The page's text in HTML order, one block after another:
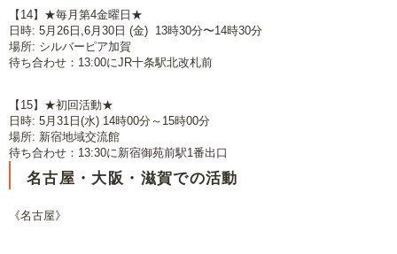
【14】★毎月第4金曜日★
日時: 5月26日,6月30日 (金) 13時30分〜14時30分
場所: シルバーピア加賀
待ち合わせ：13:00にJR十条駅北改札前
【15】★初回活動★
日時: 5月31日(水) 14時00分～15時00分
場所: 新宿地域交流館
待ち合わせ：13:30に新宿御苑前駅1番出口
名古屋・大阪・滋賀での活動
《名古屋》